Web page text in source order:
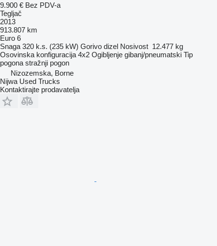
9.900 € Bez PDV-a
Tegljač
2013
913.807 km
Euro 6
Snaga 320 k.s. (235 kW) Gorivo dizel Nosivost 12.477 kg
Osovinska konfiguracija 4x2 Ogibljenje gibanj/pneumatski Tip
pogona stražnji pogon
Nizozemska, Borne
Nijwa Used Trucks
Kontaktirajte prodavatelja